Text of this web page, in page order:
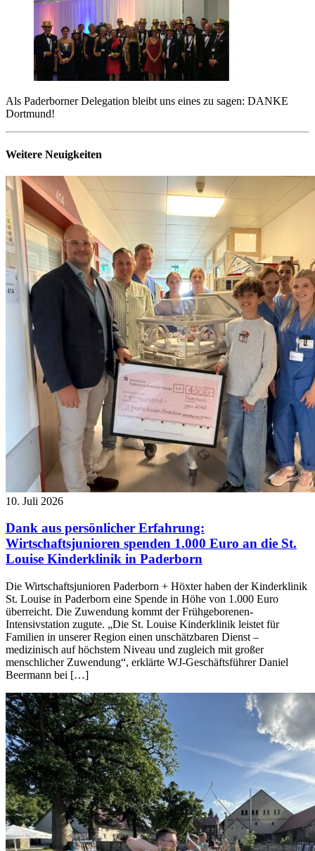
Als Paderborner Delegation bleibt uns eines zu sagen: DANKE
Dortmund!
Weitere Neuigkeiten
10. Juli 2026
Dank aus persönlicher Erfahrung:
Wirtschaftsjunioren spenden 1.000 Euro an die St.
Louise Kinderklinik in Paderborn
Die Wirtschaftsjunioren Paderborn + Höxter haben der Kinderklinik
St. Louise in Paderborn eine Spende in Höhe von 1.000 Euro
überreicht. Die Zuwendung kommt der Frühgeborenen-
Intensivstation zugute. „Die St. Louise Kinderklinik leistet für
Familien in unserer Region einen unschätzbaren Dienst –
medizinisch auf höchstem Niveau und zugleich mit großer
menschlicher Zuwendung“, erklärte WJ-Geschäftsführer Daniel
Beermann bei […]